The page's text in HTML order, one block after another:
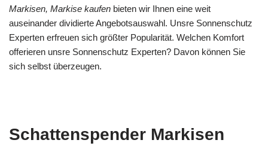
Markisen, Markise kaufen bieten wir Ihnen eine weit
auseinander dividierte Angebotsauswahl. Unsre Sonnenschutz
Experten erfreuen sich größter Popularität. Welchen Komfort
offerieren unsre Sonnenschutz Experten? Davon können Sie
sich selbst überzeugen.
Schattenspender Markisen